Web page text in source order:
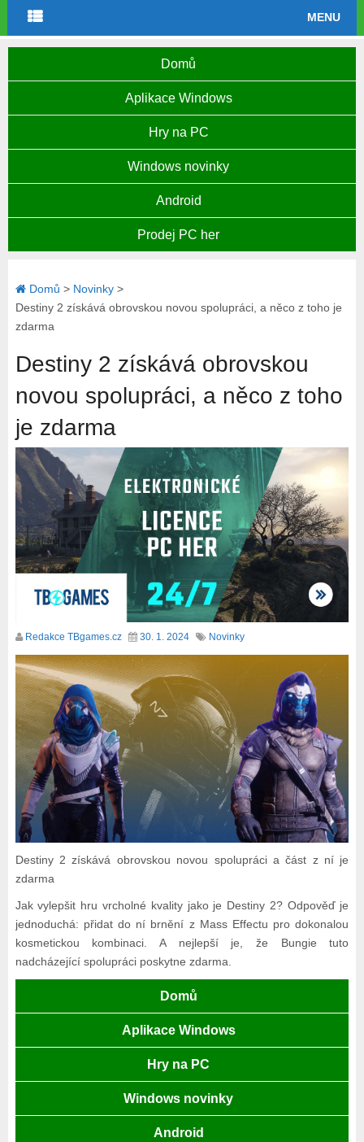
MENU
Domů
Aplikace Windows
Hry na PC
Windows novinky
Android
Prodej PC her
Domů > Novinky>
Destiny 2 získává obrovskou novou spolupráci, a něco z toho je
zdarma
Destiny 2 získává obrovskou
novou spolupráci, a něco z toho
je zdarma
Redakce TBgames.cz 30. 1. 2024 Novinky
Destiny 2 získává obrovskou novou spolupráci a část z ní je
zdarma
Jak vylepšit hru vrcholné kvality jako je Destiny 2? Odpověď je
jednoduchá: přidat do ní brnění z Mass Effectu pro dokonalou
kosmetickou kombinaci. A nejlepší je, že Bungie tuto
nadcházející spolupráci poskytne zdarma.
Domů
Aplikace Windows
Hry na PC
Windows novinky
Android